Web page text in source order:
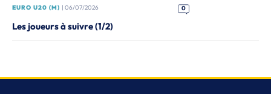
EURO U20 (M) | 06/07/2026 0
Les joueurs à suivre (1/2)